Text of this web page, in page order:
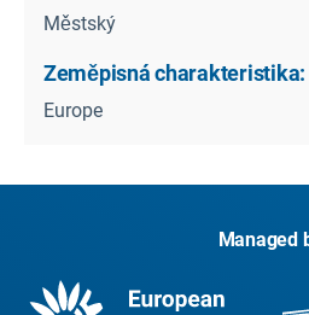
Městský
Zeměpisná charakteristika:
Europe
Managed